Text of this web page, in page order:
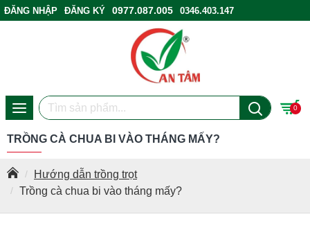
ĐĂNG NHẬP ĐĂNG KÝ 0977.087.005
0346.403.147
0
Hướng dẫn trồng trọt
Trồng cà chua bi vào tháng mấy?
TRỒNG CÀ CHUA BI VÀO THÁNG MẤY?